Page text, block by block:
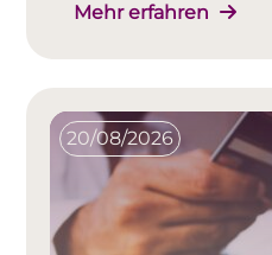
Mehr erfahren
20/08/2026